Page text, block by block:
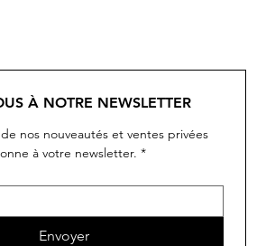
À NOTRE NEWSLETTER
nos nouveautés et ventes privées
à votre newsletter. *
Envoyer